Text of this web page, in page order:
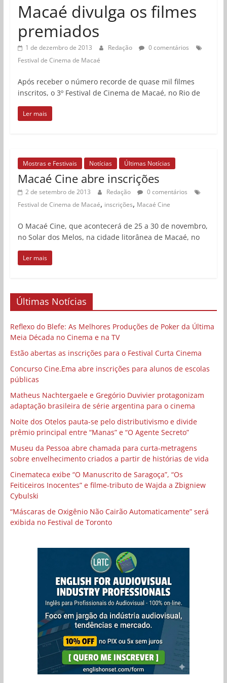
Macaé divulga os filmes
premiados
1 de dezembro de 2013 Redação
0 comentários
Festival de Cinema de Macaé
Após receber o número recorde de quase mil filmes
inscritos, o 3º Festival de Cinema de Macaé, no Rio de
Ler mais
Mostras e Festivais Notícias Últimas Notícias
Macaé Cine abre inscrições
2 de setembro de 2013 Redação
0 comentários
Festival de Cinema de Macaé, inscrições, Macaé Cine
O Macaé Cine, que acontecerá de 25 a 30 de novembro,
no Solar dos Melos, na cidade litorânea de Macaé, no
Ler mais
Últimas Notícias
Reflexo do Blefe: As Melhores Produções de Poker da Última
Meia Década no Cinema e na TV
Estão abertas as inscrições para o Festival Curta Cinema
Concurso Cine.Ema abre inscrições para alunos de escolas
públicas
Matheus Nachtergaele e Gregório Duvivier protagonizam
adaptação brasileira de série argentina para o cinema
Noite dos Otelos pauta-se pelo distributivismo e divide
prêmio principal entre “Manas” e “O Agente Secreto”
Museu da Pessoa abre chamada para curta-metragens
sobre envelhecimento criados a partir de histórias de vida
Cinemateca exibe “O Manuscrito de Saragoça”, “Os
Feiticeiros Inocentes” e filme-tributo de Wajda a Zbigniew
Cybulski
“Máscaras de Oxigênio Não Cairão Automaticamente” será
exibida no Festival de Toronto